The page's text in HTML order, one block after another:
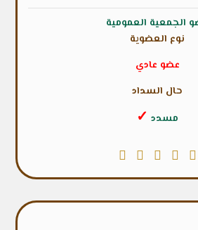
الجمعية العمومية
نوع العضوية
عضو عادي
حال السداد
مسدد ✓